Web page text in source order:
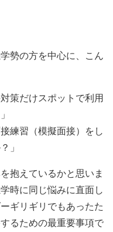
勢の方を中心に、こん
策だけスポットで利用
練習（模擬面接）をし
」
抱えているかと思いま
時に同じ悩みに直面し
ギリギリでもあったた
るための最重要事項で